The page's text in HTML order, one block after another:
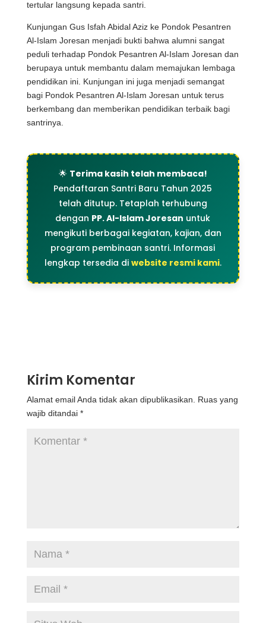
tertular langsung kepada santri.
Kunjungan Gus Isfah Abidal Aziz ke Pondok Pesantren
Al-Islam Joresan menjadi bukti bahwa alumni sangat
peduli terhadap Pondok Pesantren Al-Islam Joresan dan
berupaya untuk membantu dalam memajukan lembaga
pendidikan ini. Kunjungan ini juga menjadi semangat
bagi Pondok Pesantren Al-Islam Joresan untuk terus
berkembang dan memberikan pendidikan terbaik bagi
santrinya.
🌟 Terima kasih telah membaca!
Pendaftaran Santri Baru Tahun 2025
telah ditutup. Tetaplah terhubung
dengan PP. Al-Islam Joresan untuk
mengikuti berbagai kegiatan, kajian, dan
program pembinaan santri. Informasi
lengkap tersedia di website resmi kami.
Kirim Komentar
Alamat email Anda tidak akan dipublikasikan. Ruas yang
wajib ditandai *